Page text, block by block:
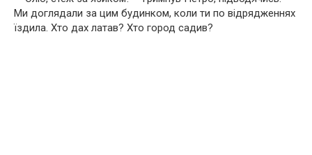
Ми доглядали за цим будинком, коли ти по відрядженнях
їздила. Хто дах латав? Хто город садив?